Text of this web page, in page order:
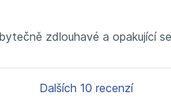
zdlouhavé a opakující
Dalších 10 recenzí